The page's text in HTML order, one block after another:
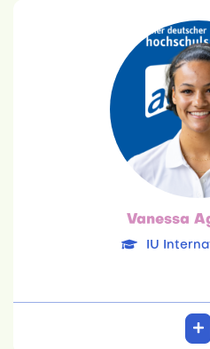
Vanessa
IU
Vanessa
IU
International
Team: 6.